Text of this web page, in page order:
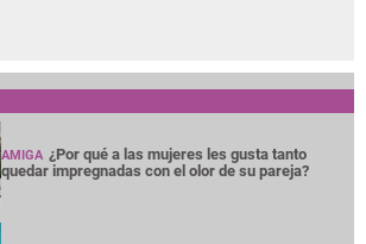
AMIGA ¿Por qué a las mujeres les gusta tanto
quedar impregnadas con el olor de su pareja?